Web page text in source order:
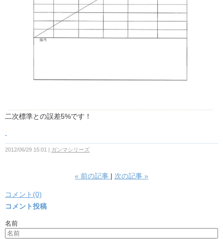
二次標準との誤差5%です！
2012/06/29 15:01 ガンマシリーズ
« 前の記事 次の記事 »
コメント(0)
コメント投稿
名前